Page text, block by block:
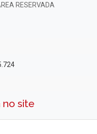
RESERVADA
no site